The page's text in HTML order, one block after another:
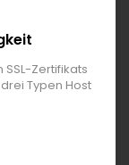
Zertifikats
Typen Host